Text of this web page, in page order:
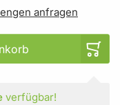
anfragen
verfügbar!